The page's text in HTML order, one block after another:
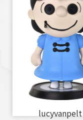
lucyvanpelt